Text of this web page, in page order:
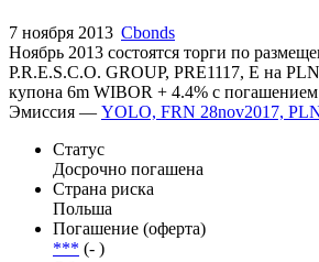
7 ноября 2013 Cbonds
Ноябрь 2013 состоятся торги по
P.R.E.S.C.O. GROUP, PRE1117, E на
купона 6m WIBOR + 4.4% с погашением
Эмиссия — YOLO, FRN 28nov2017,
Статус
Досрочно погашена
Страна риска
Польша
Погашение (оферта)
*** (- )